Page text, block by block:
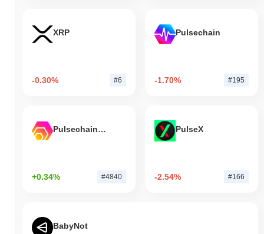
XRP
-0.30% #6
Pulsechain
-1.70% #195
Pulsechain Bridged HEX (Pulsechain)
+0.34% #4840
PulseX
-2.54% #166
BabyNot